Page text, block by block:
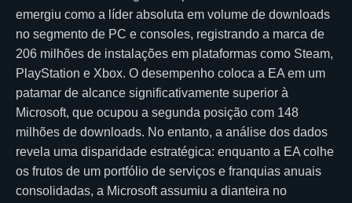
emergiu como a líder absoluta em volume de downloads
no segmento de PC e consoles, registrando a marca de
206 milhões de instalações em plataformas como Steam,
PlayStation e Xbox. O desempenho coloca a EA em um
patamar de alcance significativamente superior à
Microsoft, que ocupou a segunda posição com 148
milhões de downloads. No entanto, a análise dos dados
revela uma disparidade estratégica: enquanto a EA colhe
os frutos de um portfólio de serviços e franquias anuais
consolidadas, a Microsoft assumiu a dianteira no